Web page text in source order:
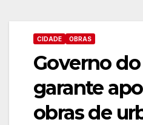
CIDADE OBRAS
Governo
garante
obras de